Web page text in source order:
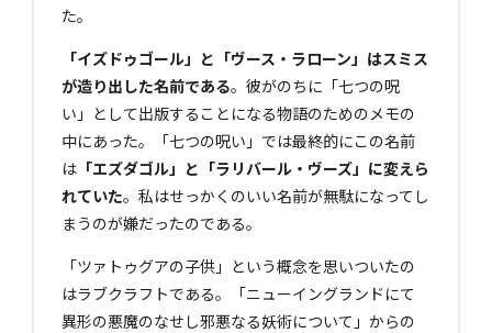
た。
「イズドゥゴール」と「ヴース・ラローン」はスミス
が造り出した名前である。彼がのちに「七つの呪
い」として出版することになる物語のためのメモの
中にあった。「七つの呪い」では最終的にこの名前
は 「エズダゴル」と「ラリバール・ヴーズ」に変えら
れていた。私はせっかくのいい名前が無駄になってし
まうのが嫌だったのである。
「ツァトゥグアの子供」という概念を思いついたの
はラブクラフトである。「ニューイングランドにて
異形の悪魔のなせし邪悪なる妖術について」からの